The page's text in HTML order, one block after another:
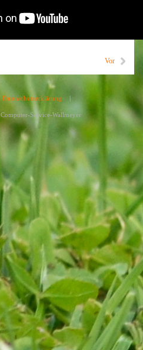
Vor
Datenschutzerklärung
Computer-Service-Wallmeyer